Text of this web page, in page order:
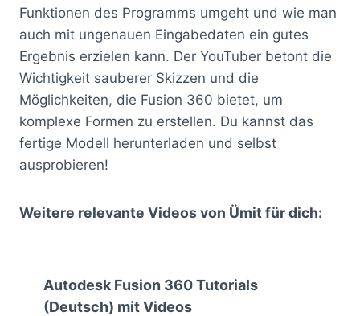
Funktionen des Programms umgeht und wie man
auch mit ungenauen Eingabedaten ein gutes
Ergebnis erzielen kann. Der YouTuber betont die
Wichtigkeit sauberer Skizzen und die
Möglichkeiten, die Fusion 360 bietet, um
komplexe Formen zu erstellen. Du kannst das
fertige Modell herunterladen und selbst
ausprobieren!
Weitere relevante Videos von Ümit für dich:
Autodesk Fusion 360 Tutorials
(Deutsch) mit Videos